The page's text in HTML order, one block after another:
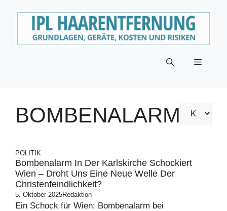
Menü
BOMBENALARM
POLITIK
Bombenalarm In Der Karlskirche Schockiert
Wien – Droht Uns Eine Neue Welle Der
Christenfeindlichkeit?
5. Oktober 2025Redaktion
Ein Schock für Wien: Bombenalarm bei